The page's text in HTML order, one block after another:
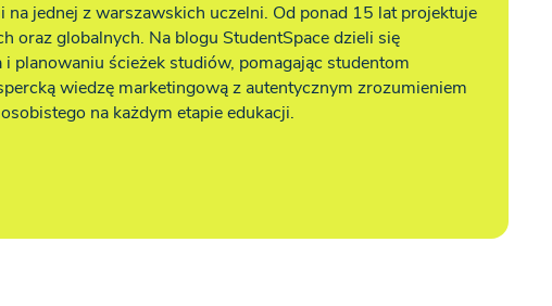
jednej z warszawskich uczelni. Od ponad 15 lat projektuje
oraz globalnych. Na blogu StudentSpace dzieli się
planowaniu ścieżek studiów, pomagając studentom
wiedzę marketingową z autentycznym zrozumieniem
na każdym etapie edukacji.